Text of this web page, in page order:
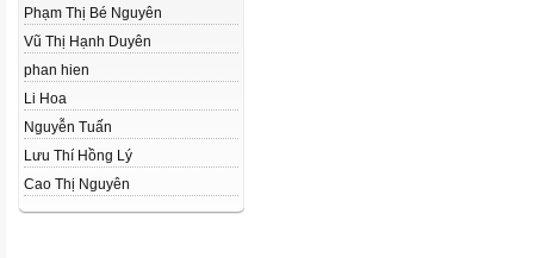
Phạm Thị Bé Nguyên
Vũ Thị Hạnh Duyên
phan hien
Li Hoa
Nguyễn Tuấn
Lưu Thí Hồng Lý
Cao Thị Nguyên